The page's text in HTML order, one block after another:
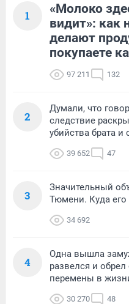
1
«Молоко
видит»: как
делают
покупаете
97 211 132
2
Думали, что
следствие
убийства брата
39 652 47
3
Значительный
Тюмени. Куда его
34 692
4
Одна вышла
развелся и
перемены в
30 270 48